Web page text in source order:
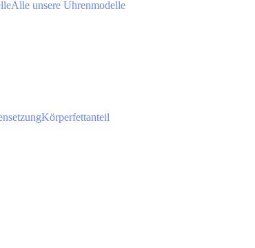
Alle unsere Uhrenmodelle
Körperfettanteil